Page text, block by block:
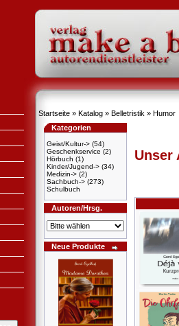
Startseite » Katalog » Belletristik » Humor
Kategorien
Geist/Kultur-> (54)
Geschenkservice (2)
Hörbuch (1)
Kinder/Jugend-> (34)
Medizin-> (2)
Sachbuch-> (273)
Schulbuch
Autoren/Hrsg.
Neue Produkte
Unser